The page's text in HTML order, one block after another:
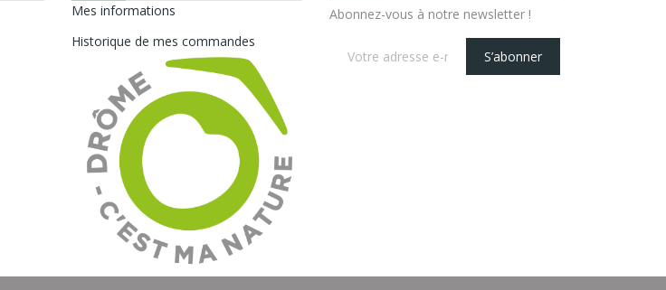
Mes informations
Historique de mes commandes
Abonnez-vous à notre newsletter !
S’abonner